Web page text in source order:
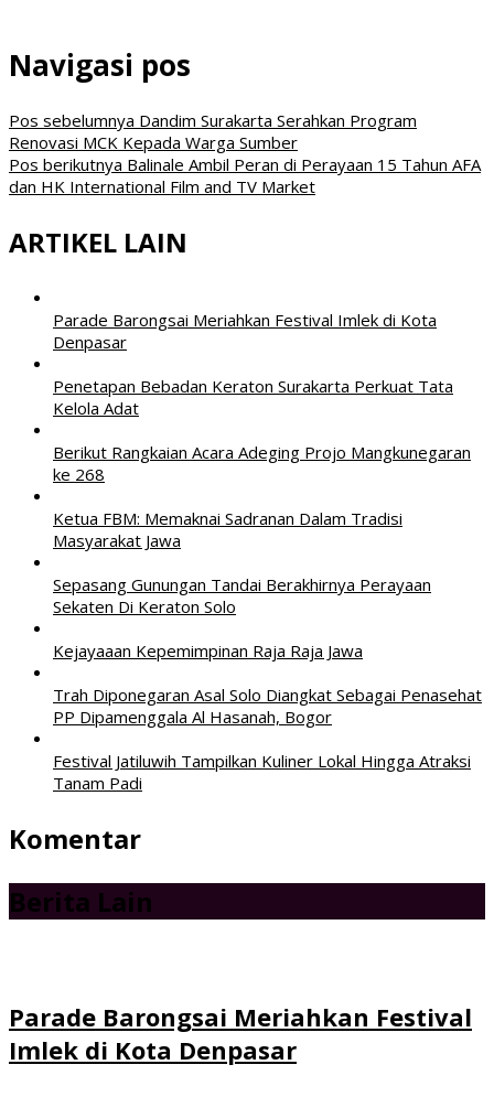
Navigasi pos
Pos sebelumnya Dandim Surakarta Serahkan Program
Renovasi MCK Kepada Warga Sumber
Pos berikutnya Balinale Ambil Peran di Perayaan 15 Tahun AFA
dan HK International Film and TV Market
ARTIKEL LAIN
Parade Barongsai Meriahkan Festival Imlek di Kota
Denpasar
Penetapan Bebadan Keraton Surakarta Perkuat Tata
Kelola Adat
Berikut Rangkaian Acara Adeging Projo Mangkunegaran
ke 268
Ketua FBM: Memaknai Sadranan Dalam Tradisi
Masyarakat Jawa
Sepasang Gunungan Tandai Berakhirnya Perayaan
Sekaten Di Keraton Solo
Kejayaaan Kepemimpinan Raja Raja Jawa
Trah Diponegaran Asal Solo Diangkat Sebagai Penasehat
PP Dipamenggala Al Hasanah, Bogor
Festival Jatiluwih Tampilkan Kuliner Lokal Hingga Atraksi
Tanam Padi
Komentar
Berita Lain
Parade Barongsai Meriahkan Festival
Imlek di Kota Denpasar